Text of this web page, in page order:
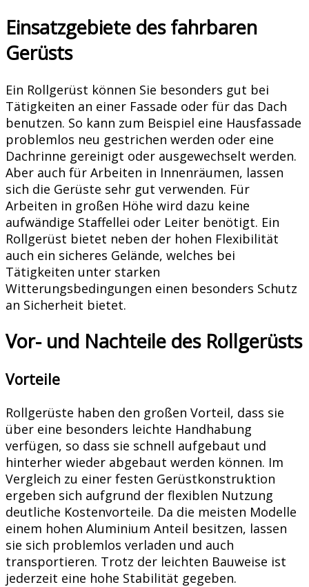
Einsatzgebiete des fahrbaren
Gerüsts
Ein Rollgerüst können Sie besonders gut bei
Tätigkeiten an einer Fassade oder für das Dach
benutzen. So kann zum Beispiel eine Hausfassade
problemlos neu gestrichen werden oder eine
Dachrinne gereinigt oder ausgewechselt werden.
Aber auch für Arbeiten in Innenräumen, lassen
sich die Gerüste sehr gut verwenden. Für
Arbeiten in großen Höhe wird dazu keine
aufwändige Staffellei oder Leiter benötigt. Ein
Rollgerüst bietet neben der hohen Flexibilität
auch ein sicheres Gelände, welches bei
Tätigkeiten unter starken
Witterungsbedingungen einen besonders Schutz
an Sicherheit bietet.
Vor- und Nachteile des Rollgerüsts
Vorteile
Rollgerüste haben den großen Vorteil, dass sie
über eine besonders leichte Handhabung
verfügen, so dass sie schnell aufgebaut und
hinterher wieder abgebaut werden können. Im
Vergleich zu einer festen Gerüstkonstruktion
ergeben sich aufgrund der flexiblen Nutzung
deutliche Kostenvorteile. Da die meisten Modelle
einem hohen Aluminium Anteil besitzen, lassen
sie sich problemlos verladen und auch
transportieren. Trotz der leichten Bauweise ist
jederzeit eine hohe Stabilität gegeben.